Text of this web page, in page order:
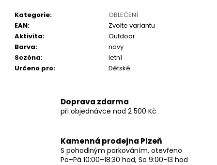
Kategorie:
OBLEČENÍ
EAN:
Zvolte variantu
Aktivita:
Outdoor
Barva:
navy
Sezóna:
letní
Určeno pro: Dětské
Doprava zdarma
při objednávce nad 2 500 Kč
Kamenná prodejna Plzeň
S pohodlným parkováním, otevřeno
Po–Pá 10:00–18:30 hod, So 9:00-13 hod